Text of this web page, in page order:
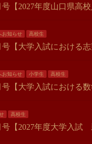
【2027年度山口県高
お知らせ 高校生
【大学入試における志
お知らせ 小学生 高校生
【大学入試における数
高校生
【2027年度大学入試